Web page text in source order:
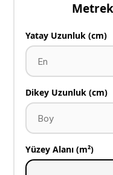
Yatay Uzunluk (cm)
Dikey Uzunluk (cm)
Yüzey Alanı (m²)